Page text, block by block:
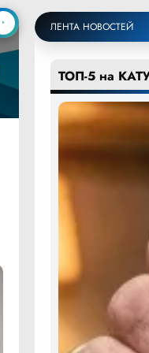
ЛЕНТА НОВОСТЕЙ
ТОП-5 на